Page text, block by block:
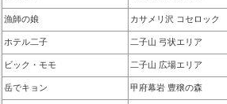
漁師の娘 カサメリ沢 コセロック
ホテル二子 二子山 弓状エリア
ビック・モモ 二子山 広場エリア
岳でキョン 甲府幕岩 豊穣の森